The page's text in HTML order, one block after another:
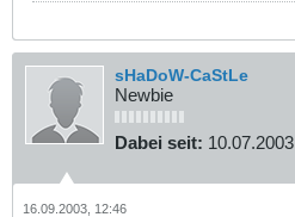
sHaDoW-CaStLe
Newbie
Dabei seit: 10.07.2003
16.09.2003, 12:46